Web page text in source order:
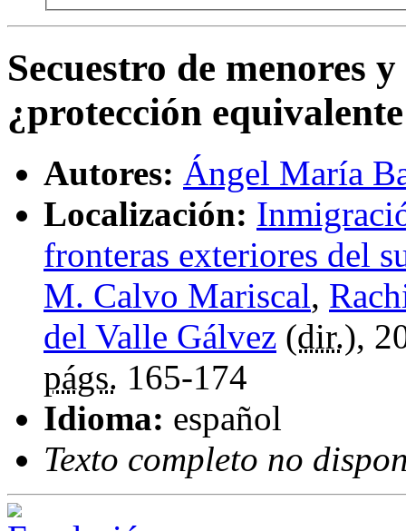
Secuestro de menores
¿protección
Autores: Ángel María
Localización:
fronteras exteriores del
M. Calvo Mariscal,
del Valle Gálvez (dir.),
págs. 165-174
Idioma: español
Texto completo no